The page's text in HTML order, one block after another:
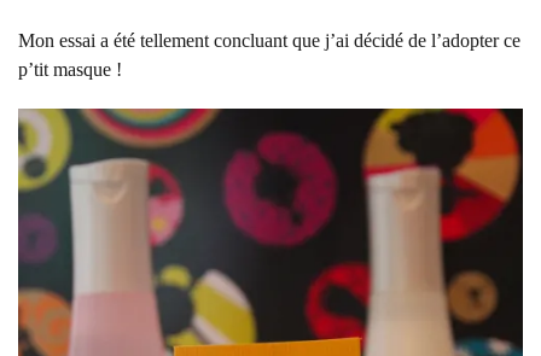
Mon essai a été tellement concluant que j’ai décidé de l’adopter ce
p’tit masque !